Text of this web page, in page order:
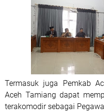
Termasuk juga Pemkab
Aceh Tamiang dapat
terakomodir sebagai